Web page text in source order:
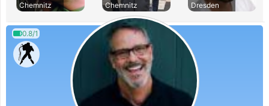
Chemnitz
Chemnitz
Dresden
0.8/1